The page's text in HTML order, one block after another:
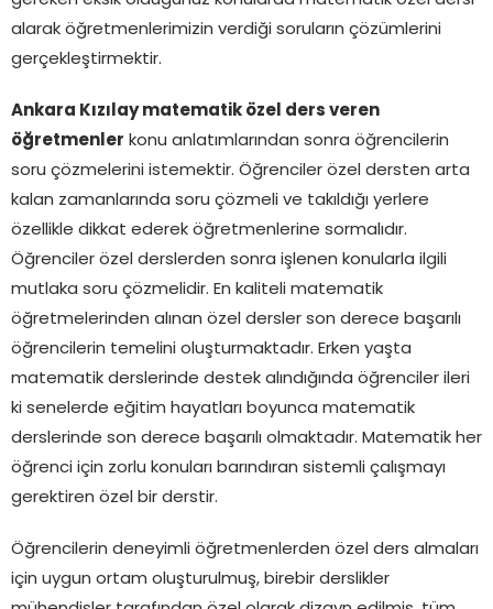
alarak öğretmenlerimizin verdiği soruların çözümlerini
gerçekleştirmektir.
Ankara Kızılay matematik özel ders veren
öğretmenler konu anlatımlarından sonra öğrencilerin
soru çözmelerini istemektir. Öğrenciler özel dersten arta
kalan zamanlarında soru çözmeli ve takıldığı yerlere
özellikle dikkat ederek öğretmenlerine sormalıdır.
Öğrenciler özel derslerden sonra işlenen konularla ilgili
mutlaka soru çözmelidir. En kaliteli matematik
öğretmelerinden alınan özel dersler son derece başarılı
öğrencilerin temelini oluşturmaktadır. Erken yaşta
matematik derslerinde destek alındığında öğrenciler ileri
ki senelerde eğitim hayatları boyunca matematik
derslerinde son derece başarılı olmaktadır. Matematik her
öğrenci için zorlu konuları barındıran sistemli çalışmayı
gerektiren özel bir derstir.
Öğrencilerin deneyimli öğretmenlerden özel ders almaları
için uygun ortam oluşturulmuş, birebir derslikler